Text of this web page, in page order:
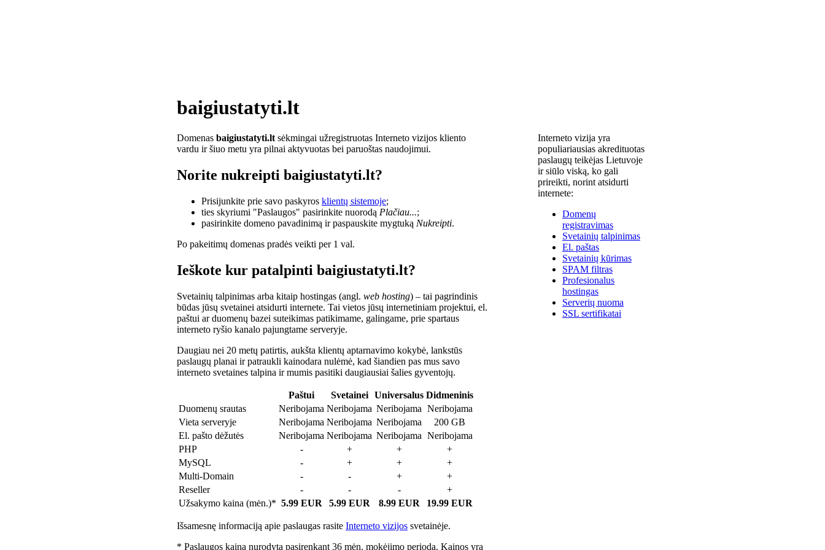
baigiustatyti.lt
Domenas baigiustatyti.lt sėkmingai užregistruotas Interneto vizijos kliento
vardu ir šiuo metu yra pilnai aktyvuotas bei paruoštas naudojimui.
Norite nukreipti baigiustatyti.lt?
Prisijunkite prie savo paskyros klientų sistemoje;
ties skyriumi "Paslaugos" pasirinkite nuorodą Plačiau...;
pasirinkite domeno pavadinimą ir paspauskite mygtuką Nukreipti.
Po pakeitimų domenas pradės veikti per 1 val.
Ieškote kur patalpinti baigiustatyti.lt?
Svetainių talpinimas arba kitaip hostingas (angl. web hosting) – tai pagrindinis
būdas jūsų svetainei atsidurti internete. Tai vietos jūsų internetiniam projektui, el.
paštui ar duomenų bazei suteikimas patikimame, galingame, prie spartaus
interneto ryšio kanalo pajungtame serveryje.
Daugiau nei 20 metų patirtis, aukšta klientų aptarnavimo kokybė, lankstūs
paslaugų planai ir patraukli kainodara nulėmė, kad šiandien pas mus savo
interneto svetaines talpina ir mumis pasitiki daugiausiai šalies gyventojų.
Paštui Svetainei Universalus Didmeninis
Duomenų srautas
Neribojama Neribojama Neribojama Neribojama
Vieta serveryje
Neribojama Neribojama Neribojama
200 GB
El. pašto dėžutės
Neribojama Neribojama Neribojama Neribojama
PHP
- + +
+
MySQL
- + +
+
Multi-Domain
- - +
+
Reseller
- - -
+
Užsakymo kaina (mėn.)* 5.99 EUR 5.99 EUR 8.99 EUR 19.99 EUR
Išsamesnę informaciją apie paslaugas rasite Interneto vizijos svetainėje.
* Paslaugos kaina nurodyta pasirenkant 36 mėn. mokėjimo periodą. Kainos yra
Interneto vizija yra
populiariausias akredituotas
paslaugų teikėjas Lietuvoje
ir siūlo viską, ko gali
prireikti, norint atsidurti
internete:
Domenų
registravimas
Svetainių talpinimas
El. paštas
Svetainių kūrimas
SPAM filtras
Profesionalus
hostingas
Serverių nuoma
SSL sertifikatai